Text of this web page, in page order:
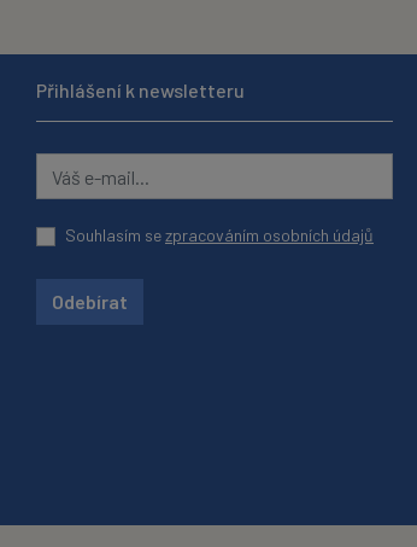
Přihlášení k newsletteru
Souhlasím sezpracováním osobních údajů
Odebírat